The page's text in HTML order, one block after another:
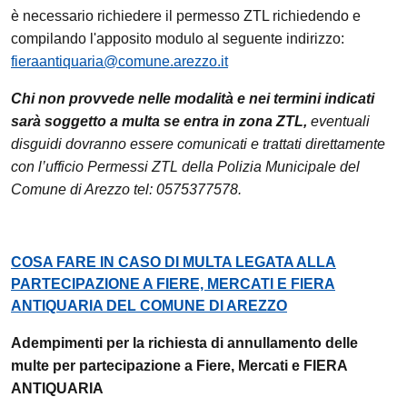
è necessario richiedere il permesso ZTL richiedendo e
compilando l'apposito modulo al seguente indirizzo:
fieraantiquaria@comune.arezzo.it
Chi non provvede nelle modalità e nei termini indicati
sarà soggetto a multa se entra in zona ZTL, eventuali
disguidi dovranno essere comunicati e trattati direttamente
con l’ufficio Permessi ZTL della Polizia Municipale del
Comune di Arezzo tel: 0575377578.
COSA FARE IN CASO DI MULTA LEGATA ALLA
PARTECIPAZIONE A FIERE, MERCATI E FIERA
ANTIQUARIA DEL COMUNE DI AREZZO
Adempimenti per la richiesta di annullamento delle
multe per partecipazione a Fiere, Mercati e FIERA
ANTIQUARIA